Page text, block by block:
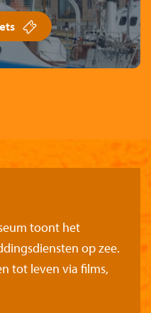
toont het
op zee.
tot leven via films,